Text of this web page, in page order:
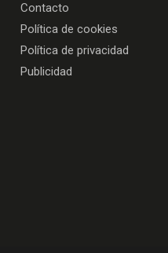
Contacto
Política de cookies
Política de privacidad
Publicidad